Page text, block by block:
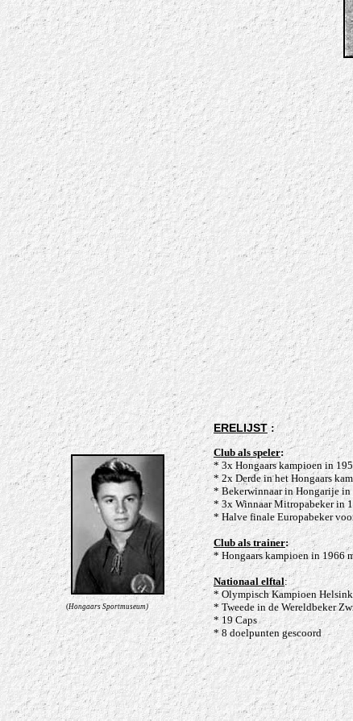
(Hongaars Sportmuseum)
ERELIJST:
Club als speler:
* 3x Hongaars kampioen in
* 2x Derde in het Hongaars
* Bekerwinnaar in Hongarije
* 3x Winnaar Mitropabeker in
* Halve finale Europabeker
Club als trainer:
* Hongaars kampioen in 1966
Nationaal elftal:
* Olympisch Kampioen
* Tweede in de Wereldbeker
* 19 Caps
* 8 doelpunten gescoord